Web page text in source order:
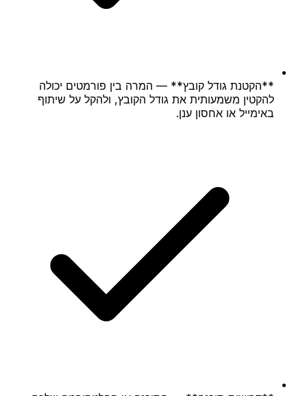
**הקטנת גודל קובץ** — המרה בין פורמטים יכולה
להקטין משמעותית את גודל הקובץ, ולהקל על שיתוף
באימייל או אחסון ענן.